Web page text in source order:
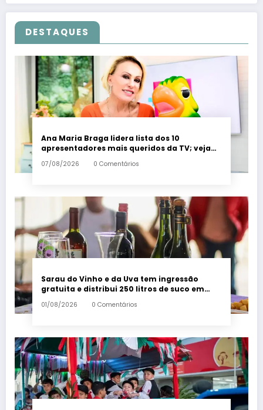
DESTAQUES
Ana Maria Braga lidera lista dos 10
apresentadores mais queridos da TV; veja
ranking – Em Dia ES
07/08/2026 0 Comentários
Sarau do Vinho e da Uva tem ingressão
gratuita e distribui 250 litros de suco em
Santa Teresa – Em Dia ES
01/08/2026 0 Comentários